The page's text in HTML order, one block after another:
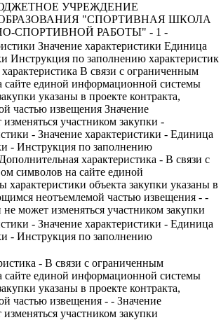
УЧРЕЖДЕНИЕ
"СПОРТИВНАЯ ШКОЛА
СПОРТИВНОЙ РАБОТЫ" - 1 -
Значение характеристики Единица
Инструкция по заполнению характеристик
В связи с ограниченным
сайте единой информационной системы
указаны в проекте контракта,
частью извещения Значение
участником закупки -
- Значение характеристики - Единица
- Инструкция по заполнению
характеристика - В связи с
символов на сайте единой
объекта закупки указаны в
неотъемлемой частью извещения - -
не может изменяться участником закупки
- Значение характеристики - Единица
- Инструкция по заполнению
- В связи с ограниченным
сайте единой информационной системы
указаны в проекте контракта,
частью извещения - - Значение
участником закупки